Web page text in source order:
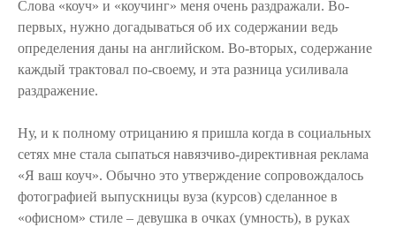
Слова «коуч» и «коучинг» меня очень раздражали. Во-
первых, нужно догадываться об их содержании ведь
определения даны на английском. Во-вторых, содержание
каждый трактовал по-своему, и эта разница усиливала
раздражение.
Ну, и к полному отрицанию я пришла когда в социальных
сетях мне стала сыпаться навязчиво-директивная реклама
«Я ваш коуч». Обычно это утверждение сопровождалось
фотографией выпускницы вуза (курсов) сделанное в
«офисном» стиле – девушка в очках (умность), в руках